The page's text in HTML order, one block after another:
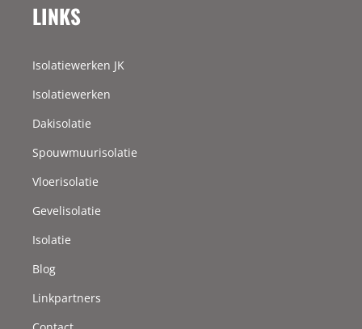
LINKS
Isolatiewerken JK
Isolatiewerken
Dakisolatie
Spouwmuurisolatie
Vloerisolatie
Gevelisolatie
Isolatie
Blog
Linkpartners